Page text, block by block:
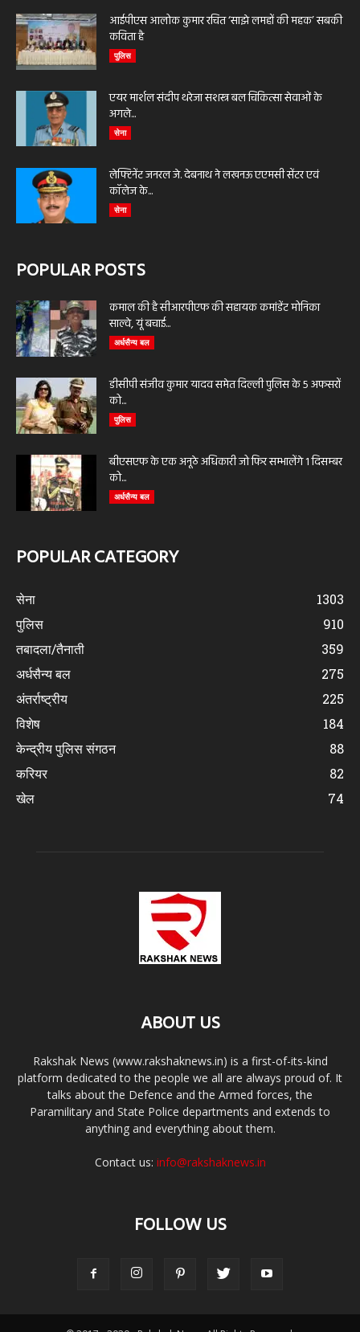
आईपीएस आलोक कुमार रचित ‘साझे लमहों की महक’ सबकी
कविता है
पुलिस
एयर मार्शल संदीप थरेजा सशस्त्र बल चिकित्सा सेवाओं के
अगले...
सेना
लेफ्टिनेंट जनरल जे. देबनाथ ने लखनऊ एएमसी सेंटर एवं
कॉलेज के...
सेना
POPULAR POSTS
कमाल की है सीआरपीएफ की सहायक कमांडेंट मोनिका
साल्वे, यूं बचाई...
अर्धसैन्य बल
डीसीपी संजीव कुमार यादव समेत दिल्ली पुलिस के 5 अफसरों
को...
पुलिस
बीएसएफ के एक अनूठे अधिकारी जो फिर सम्भालेंगे 1 दिसम्बर
को...
अर्धसैन्य बल
POPULAR CATEGORY
सेना
1303
पुलिस
910
तबादला/तैनाती
359
अर्धसैन्य बल
275
अंतर्राष्ट्रीय
225
विशेष
184
केन्द्रीय पुलिस संगठन
88
करियर
82
खेल
74
ABOUT US
Rakshak News (www.rakshaknews.in) is a first-of-its-kind
platform dedicated to the people we all are always proud of. It
talks about the Defence and the Armed forces, the
Paramilitary and State Police departments and extends to
anything and everything about them.
Contact us: info@rakshaknews.in
FOLLOW US